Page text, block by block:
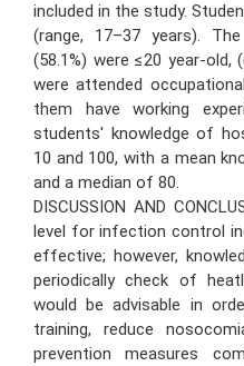
included in the study.
(range, 17–37 years).
(58.1%) were ≤20 year-old,
were attended
them have working
students' knowledge of
10 and 100, with a mean
and a median of 80.
DISCUSSION AND
level for infection control
effective; however,
periodically check of
would be advisable in
training, reduce
prevention measures